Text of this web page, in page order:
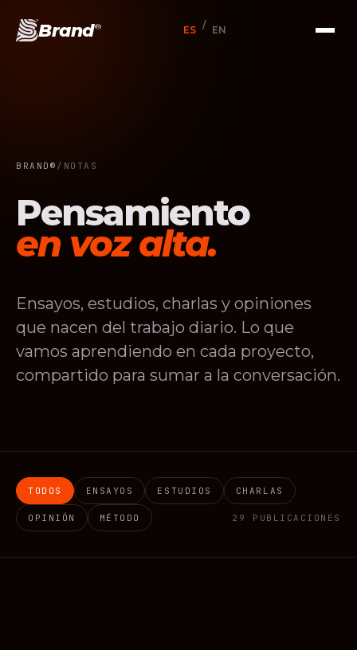
Brand® ES / EN
BRAND® / NOTAS
Pensamiento
en voz alta.
Ensayos, estudios, charlas y opiniones
que nacen del trabajo diario. Lo que
vamos aprendiendo en cada proyecto,
compartido para sumar a la conversación.
TODOS ENSAYOS ESTUDIOS CHARLAS
OPINIÓN MÉTODO 29 PUBLICACIONES
Growth